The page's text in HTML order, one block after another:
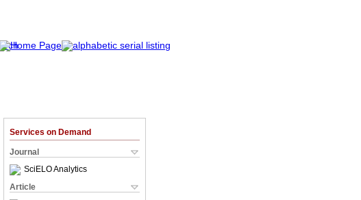
Services on Demand
Journal
SciELO Analytics
Article